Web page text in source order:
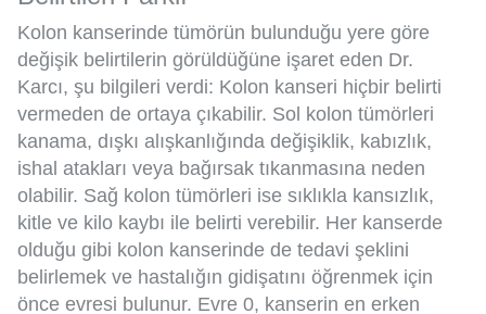
Kolon kanserinde tümörün bulunduğu yere göre
değişik belirtilerin görüldüğüne işaret eden Dr.
Karcı, şu bilgileri verdi: Kolon kanseri hiçbir belirti
vermeden de ortaya çıkabilir. Sol kolon tümörleri
kanama, dışkı alışkanlığında değişiklik, kabızlık,
ishal atakları veya bağırsak tıkanmasına neden
olabilir. Sağ kolon tümörleri ise sıklıkla kansızlık,
kitle ve kilo kaybı ile belirti verebilir. Her kanserde
olduğu gibi kolon kanserinde de tedavi şeklini
belirlemek ve hastalığın gidişatını öğrenmek için
önce evresi bulunur. Evre 0, kanserin en erken